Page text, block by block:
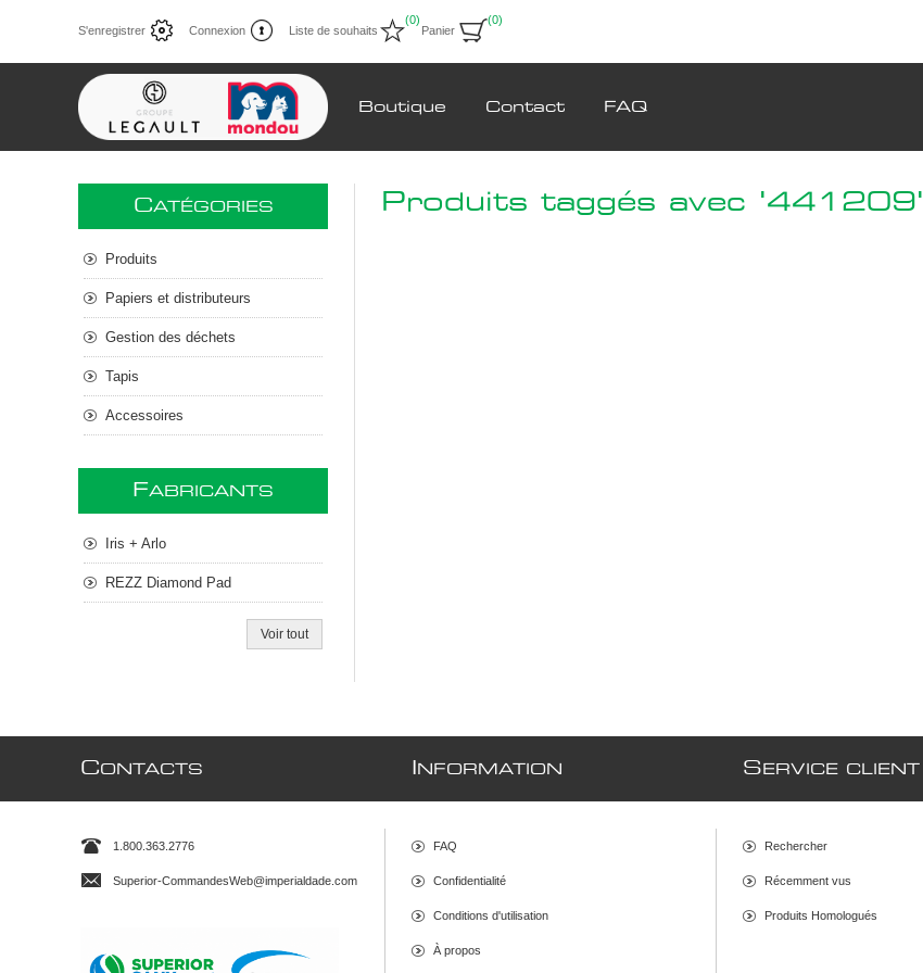
S'enregistrer Connexion Liste de souhaits
(0)
Panier
(0)
Boutique Contact FAQ
Produits taggés avec '441209'
CATÉGORIES
Produits
Papiers et distributeurs
Gestion des déchets
Tapis
Accessoires
FABRICANTS
Iris + Arlo
REZZ Diamond Pad
Voir tout
CONTACTS
1.800.363.2776
Superior-CommandesWeb@imperialdade.com
NFORMATION
FAQ
Confidentialité
Conditions d'utilisation
À propos
S ERVICE CLIENT
Rechercher
Récemment vus
Produits Homologués